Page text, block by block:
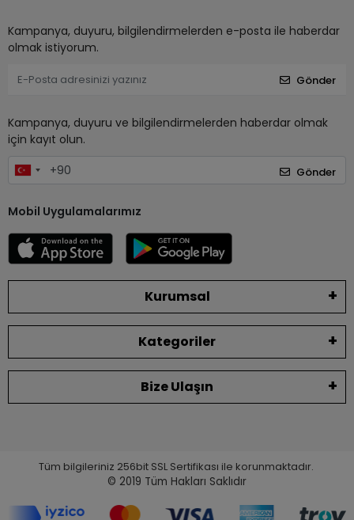
Kampanya, duyuru, bilgilendirmelerden e-posta ile haberdar
olmak istiyorum.
Gönder
Kampanya, duyuru ve bilgilendirmelerden haberdar olmak
için kayıt olun.
Gönder
Mobil Uygulamalarımız
Kurumsal
Kategoriler
Bize Ulaşın
Tüm bilgileriniz 256bit SSL Sertifikası ile korunmaktadır.
© 2019 Tüm Hakları Saklıdır